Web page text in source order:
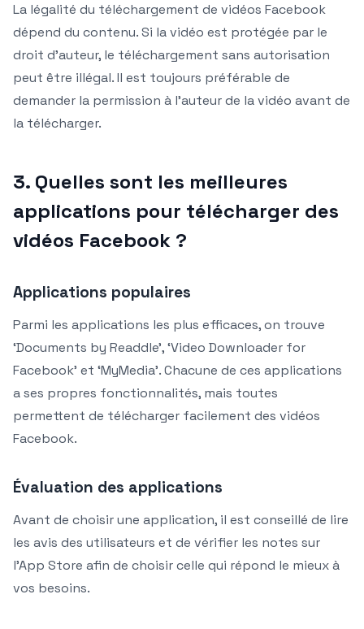
La légalité du téléchargement de vidéos Facebook
dépend du contenu. Si la vidéo est protégée par le
droit d’auteur, le téléchargement sans autorisation
peut être illégal. Il est toujours préférable de
demander la permission à l’auteur de la vidéo avant de
la télécharger.
3. Quelles sont les meilleures
applications pour télécharger des
vidéos Facebook ?
Applications populaires
Parmi les applications les plus efficaces, on trouve
‘Documents by Readdle’, ‘Video Downloader for
Facebook’ et ‘MyMedia’. Chacune de ces applications
a ses propres fonctionnalités, mais toutes
permettent de télécharger facilement des vidéos
Facebook.
Évaluation des applications
Avant de choisir une application, il est conseillé de lire
les avis des utilisateurs et de vérifier les notes sur
l’App Store afin de choisir celle qui répond le mieux à
vos besoins.